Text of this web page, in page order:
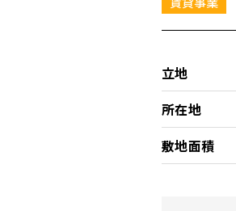
立地
所在地
敷地面積